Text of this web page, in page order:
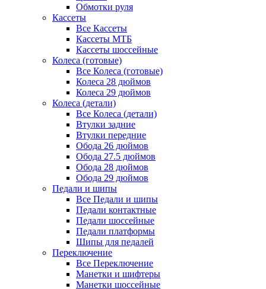
Обмотки руля
Кассеты
Все Кассеты
Кассеты МТБ
Кассеты шоссейные
Колеса (готовые)
Все Колеса (готовые)
Колеса 28 дюймов
Колеса 29 дюймов
Колеса (детали)
Все Колеса (детали)
Втулки задние
Втулки передние
Обода 26 дюймов
Обода 27.5 дюймов
Обода 28 дюймов
Обода 29 дюймов
Педали и шипы
Все Педали и шипы
Педали контактные
Педали шоссейные
Педали платформы
Шипы для педалей
Переключение
Все Переключение
Манетки и шифтеры
Манетки шоссейные